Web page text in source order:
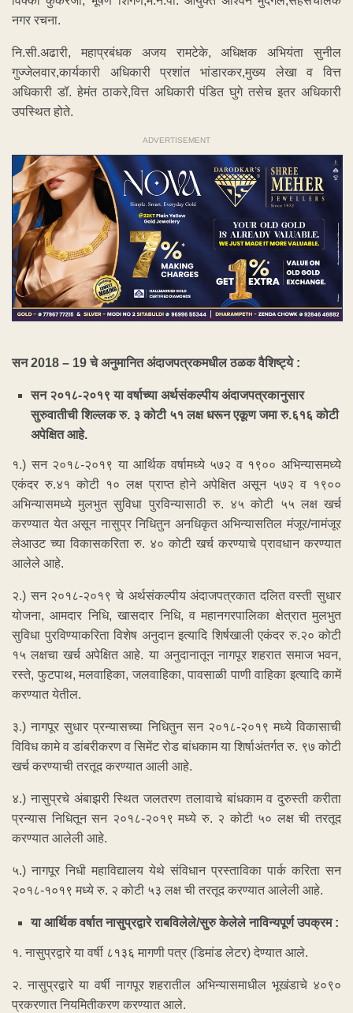
नगर रचना.
नि.सी.अढारी, महाप्रबंधक अजय रामटेके, अधिक्षक अभियंता सुनील
गुज्जेलवार,कार्यकारी अधिकारी प्रशांत भांडारकर,मुख्य लेखा व वित्त
अधिकारी डॉ. हेमंत ठाकरे,वित्त अधिकारी पंडित घुगे तसेच इतर अधिकारी
उपस्थित होते.
ADVERTISEMENT
सन 2018 – 19 चे अनुमानित अंदाजपत्रकमधील ठळक वैशिष्ट्ये :
सन २०१८-२०१९ या वर्षाच्या अर्थसंकल्पीय अंदाजपत्रकानुसार
सुरुवातीची शिल्लक रु. ३ कोटी ५१ लक्ष धरून एकूण जमा रु.६१६ कोटी
अपेक्षित आहे.
१.) सन २०१८-२०१९ या आर्थिक वर्षामध्ये ५७२ व १९०० अभिन्यासमध्ये
एकंदर रु.४१ कोटी १० लक्ष प्राप्त होने अपेक्षित असून ५७२ व १९००
अभिन्यासमध्ये मुलभुत सुविधा पुरविन्यासाठी रु. ४५ कोटी ५५ लक्ष खर्च
करण्यात येत असून नासुप्र निधितुन अनधिकृत अभिन्यासतिल मंजूर/नामंजूर
लेआउट च्या विकासकरिता रु. ४० कोटी खर्च करण्याचे प्रावधान करण्यात
आलेले आहे.
२.) सन २०१८-२०१९ चे अर्थसंकल्पीय अंदाजपत्रकात दलित वस्ती सुधार
योजना, आमदार निधि, खासदार निधि, व महानगरपालिका क्षेत्रात मुलभुत
सुविधा पुरविण्याकरिता विशेष अनुदान इत्यादि शिर्षखाली एकंदर रु.२० कोटी
१५ लक्षचा खर्च अपेक्षित आहे. या अनुदानातून नागपूर शहरात समाज भवन,
रस्ते, फुटपाथ, मलवाहिका, जलवाहिका, पावसाळी पाणी वाहिका इत्यादि कामें
करण्यात येतील.
३.) नागपूर सुधार प्रन्यासच्या निधितुन सन २०१८-२०१९ मध्ये विकासाची
विविध कामे व डांबरीकरण व सिमेंट रोड बांधकाम या शिर्षाअंतर्गत रु. ९७ कोटी
खर्च करण्याची तरतूद करण्यात आली आहे.
४.) नासुप्रचे अंबाझरी स्थित जलतरण तलावाचे बांधकाम व दुरुस्ती करीता
प्रन्यास निधितून सन २०१८-२०१९ मध्ये रु. २ कोटी ५० लक्ष ची तरतूद
करण्यात आलेली आहे.
५.) नागपूर निधी महाविद्यालय येथे संविधान प्रस्ताविका पार्क करिता सन
२०१८-१०१९ मध्ये रु. २ कोटी ५३ लक्ष ची तरतूद करण्यात आलेली आहे.
या आर्थिक वर्षात नासुप्रद्वारे राबविलेले/सुरु केलेले नाविन्यपूर्ण उपक्रम :
१. नासुप्रद्वारे या वर्षी ८१३६ मागणी पत्र (डिमांड लेटर) देण्यात आले.
२. नासुप्रद्वारे या वर्षी नागपूर शहरातील अभिन्यासमाधील भूखंडाचे ४०९०
प्रकरणात नियमितीकरण करण्यात आले.